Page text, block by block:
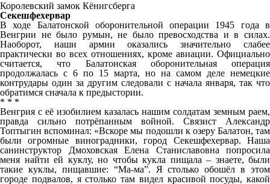
Королевский замок Кёнигсберга
Секешфехервар
В ходе Балатонской оборонительной операции 1945 года в
Венгрии не было румын, не было превосходства и в силах.
Наоборот, наши армии оказались значительно слабее
практически во всех отношениях, кроме авиации. Официально
считается, что Балатонская оборонительная операция
продолжалась с 6 по 15 марта, но на самом деле немецкие
контрудары один за другим следовали с начала января, так что
обратимся сначала к предыстории.
* * *
Венгрия с её изобилием казалась нашим солдатам земным раем,
правда сильно потрёпанным войной. Связист Александр
Топтыгин вспоминал: «Вскоре мы подошли к озеру Балатон, там
были огромные виноградники, город Секешфехервар. Наша
санинструктор Дмоховская Елена Станиславовна попросила
меня найти ей куклу, но чтобы кукла пищала – знаете, были
такие куклы, пищавшие: “Ма-ма”. Я столько обошёл в этом
городе подвалов, я столько там видел красивой посуды, какой